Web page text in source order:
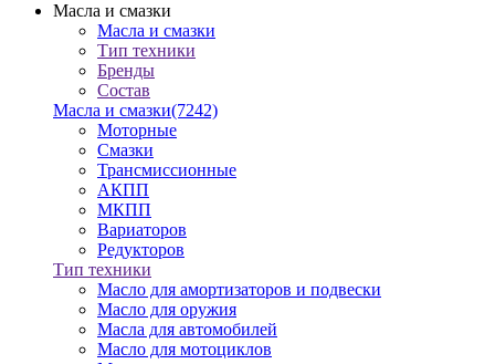
Масла и смазки
Масла и смазки
Тип техники
Бренды
Состав
Масла и смазки(7242)
Моторные
Смазки
Трансмиссионные
АКПП
МКПП
Вариаторов
Редукторов
Тип техники
Масло для амортизаторов и подвески
Масло для оружия
Масла для автомобилей
Масло для мотоциклов